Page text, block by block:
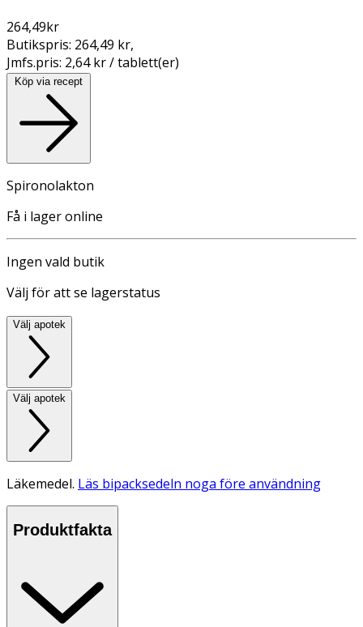
264,49kr
Butikspris: 264,49 kr,
Jmfs.pris: 2,64 kr / tablett(er)
Köp via recept
Spironolakton
Få i lager online
Ingen vald butik
Välj för att se lagerstatus
Välj apotek
Välj apotek
Läkemedel. Läs bipacksedeln noga före användning
Produktfakta